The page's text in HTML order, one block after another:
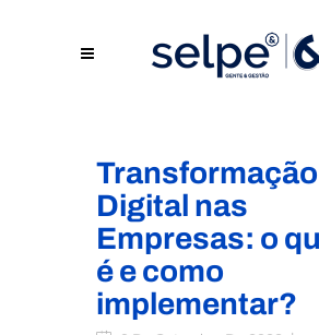
Transformação
Digital nas
Empresas: o
é e como
implementar?